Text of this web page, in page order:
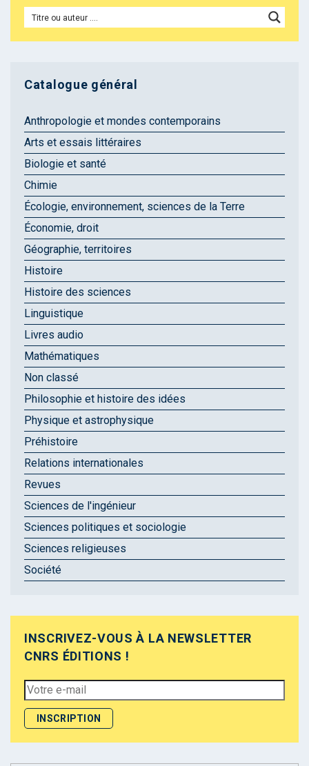
Catalogue général
Anthropologie et mondes contemporains
Arts et essais littéraires
Biologie et santé
Chimie
Écologie, environnement, sciences de la Terre
Économie, droit
Géographie, territoires
Histoire
Histoire des sciences
Linguistique
Livres audio
Mathématiques
Non classé
Philosophie et histoire des idées
Physique et astrophysique
Préhistoire
Relations internationales
Revues
Sciences de l'ingénieur
Sciences politiques et sociologie
Sciences religieuses
Société
INSCRIVEZ-VOUS À LA NEWSLETTER
CNRS ÉDITIONS !